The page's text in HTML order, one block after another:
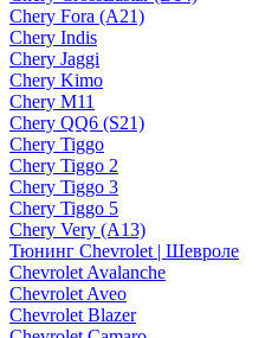
Chery Fora (A21)
Chery Indis
Chery Jaggi
Chery Kimo
Chery M11
Chery QQ6 (S21)
Chery Tiggo
Chery Tiggo 2
Chery Tiggo 3
Chery Tiggo 5
Chery Very (A13)
Тюнинг Chevrolet | Шевроле
Chevrolet Avalanche
Chevrolet Aveo
Chevrolet Blazer